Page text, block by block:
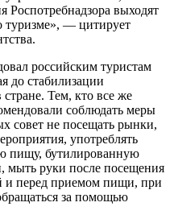
Роспотребнадзора выходят
туризме», — цитирует
российским туристам
до стабилизации
Тем, кто все же
соблюдать меры
совет не посещать рынки,
употреблять
пищу, бутилированную
мыть руки после посещения
и перед приемом пищи, при
за помощью